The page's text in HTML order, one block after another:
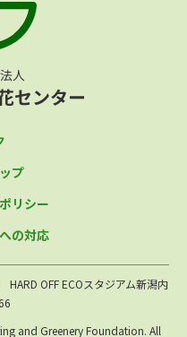
プ
リシー
の対応
OFF ECOスタジアム新潟内
and Greenery Foundation. All